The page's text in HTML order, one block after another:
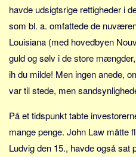
havde udsigtsrige rettigheder i
som bl. a. omfattede de
Louisiana (med hovedbyen
guld og sølv i de store
ih du milde! Men ingen anede,
var til stede, men
På et tidspunkt tabte
mange penge. John Law måtte
Ludvig den 15., havde også sat